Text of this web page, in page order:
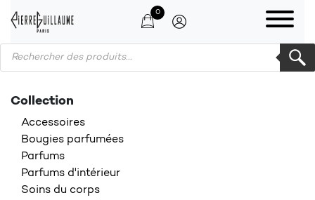
0
Products search
Collection
Accessoires
Bougies parfumées
Parfums
Parfums d'intérieur
Soins du corps